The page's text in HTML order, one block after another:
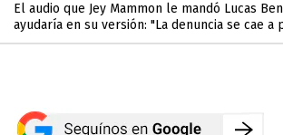
El audio que Jey Mammon le mandó Lucas
ayudaría en su versión: "La denuncia se cae a